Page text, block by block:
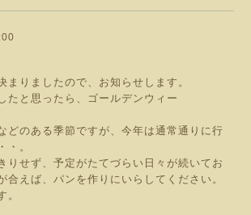
まりましたので、お知らせします。
たと思ったら、ゴールデンウィー
どのある季節ですが、今年は通常通りに行
・。
りせず、予定がたてづらい日々が続いてお
合えば、パンを作りにいらしてください。
。